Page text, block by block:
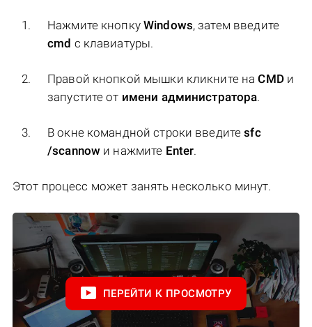
Нажмите кнопку Windows, затем введите
cmd с клавиатуры.
Правой кнопкой мышки кликните наCMDи
запустите от имени администратора.
В окне командной строки введитеsfc
/scannow и нажмите Enter.
Этот процесс может занять несколько минут.
ПЕРЕЙТИ К ПРОСМОТРУ